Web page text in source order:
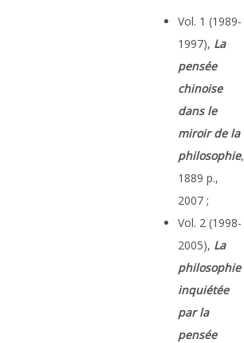
Vol. 1 (1989-
1997), La
pensée
chinoise
dans le
miroir de la
philosophie,
1889 p.,
2007 ;
Vol. 2 (1998-
2005), La
philosophie
inquiétée
par la
pensée